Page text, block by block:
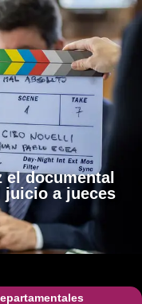
el documental
juicio a jueces